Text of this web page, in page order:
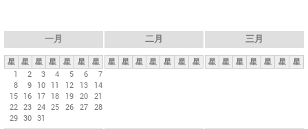
一月
星 星 星 星 星 星
星
1
2 3 4 5 6
7
8
9 10 11 12 13
14
15 16 17 18 19 20 21
22 23 24 25 26 27 28
29 30 31
二月
星 星 星 星 星 星 星
三月
星 星 星 星 星 星 星